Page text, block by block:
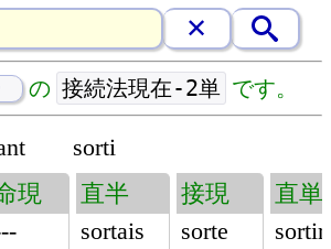
の 接続法現在-2単 です。
sorti
現
直半
sortais
接現
sorte
直単